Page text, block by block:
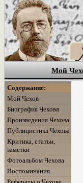
Мой
Содержание:
Мой Чехов
Биография Чехова
Произведения Чехова
Публицистика Чехова
Критика, статьи,
заметки
Фотоальбом Чехова
Воспоминания